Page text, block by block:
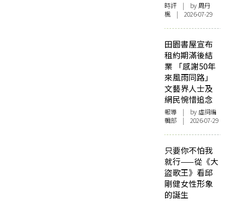
時評 | by周丹
楓 | 2026-07-29
田園書屋宣布
租約期滿後結
業 「感謝50年
來風雨同路」
文藝界人士及
網民惋惜追念
報導 | by 虛詞編
輯部 | 2026-07-29
只要你不怕我
就行——從《大
盜歌王》看邱
剛健女性形象
的誕生